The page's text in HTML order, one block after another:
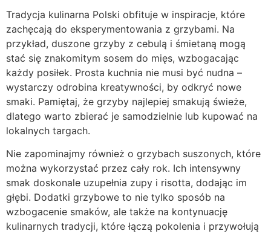
Tradycja kulinarna Polski obfituje w inspiracje, które
zachęcają do eksperymentowania z grzybami. Na
przykład, duszone grzyby z cebulą i śmietaną mogą
stać się znakomitym sosem do mięs, wzbogacając
każdy posiłek. Prosta kuchnia nie musi być nudna –
wystarczy odrobina kreatywności, by odkryć nowe
smaki. Pamiętaj, że grzyby najlepiej smakują świeże,
dlatego warto zbierać je samodzielnie lub kupować na
lokalnych targach.
Nie zapominajmy również o grzybach suszonych, które
można wykorzystać przez cały rok. Ich intensywny
smak doskonale uzupełnia zupy i risotta, dodając im
głębi. Dodatki grzybowe to nie tylko sposób na
wzbogacenie smaków, ale także na kontynuację
kulinarnych tradycji, które łączą pokolenia i przywołują